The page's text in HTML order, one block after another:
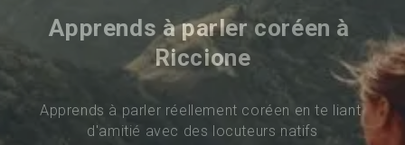
Apprends à parler coréen à
Riccione
Apprends à parler réellement coréen en te liant
d'amitié avec des locuteurs natifs